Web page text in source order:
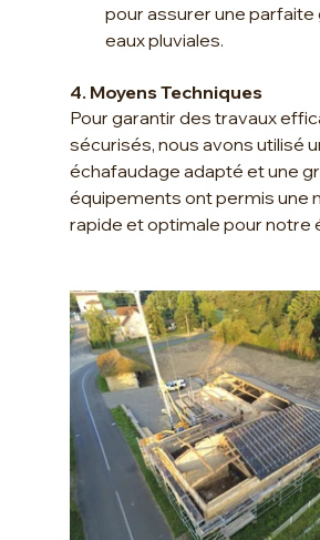
pour assurer une
eaux pluviales.
4. Moyens Techniques
Pour garantir des travaux
sécurisés, nous avons utilisé
échafaudage adapté et une
équipements ont permis une
rapide et optimale pour notre